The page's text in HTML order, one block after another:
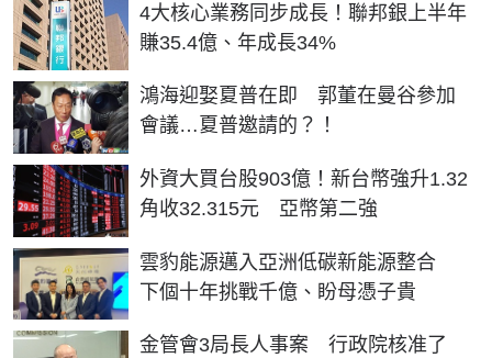
4大核心業務同步成長！聯邦銀上半年
賺35.4億、年成長34%
鴻海迎娶夏普在即 郭董在曼谷參加
會議…夏普邀請的？！
外資大買台股903億！新台幣強升1.32
角收32.315元 亞幣第二強
雲豹能源邁入亞洲低碳新能源整合
下個十年挑戰千億、盼母憑子貴
金管會3局長人事案 行政院核准了